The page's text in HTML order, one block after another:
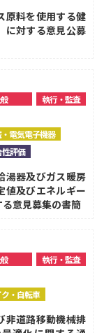
原料を使用する健
に対する意見公募
執行・監査
電気電子機器
評価
湯器及びガス暖房
値及びエネルギー
意見募集の書簡
執行・監査
・自転車
非道路移動機械排